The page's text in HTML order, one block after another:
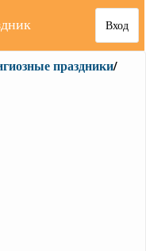
Вход
праздники/